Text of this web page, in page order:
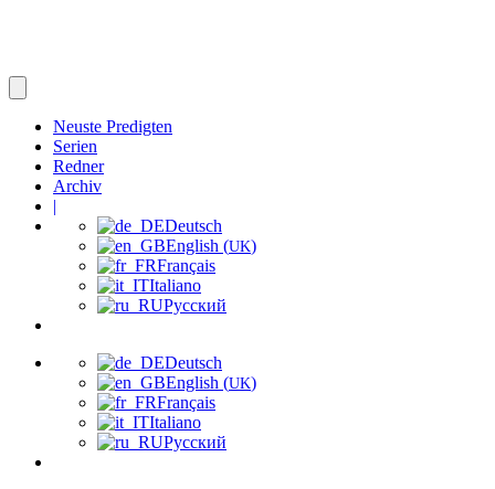
Neuste Predigten
Serien
Redner
Archiv
|
Deutsch
English (UK)
Français
Italiano
Русский
Deutsch
English (UK)
Français
Italiano
Русский